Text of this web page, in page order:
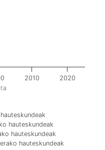
hauteskundeak
hauteskundeak
hauteskundeak
2010 2020